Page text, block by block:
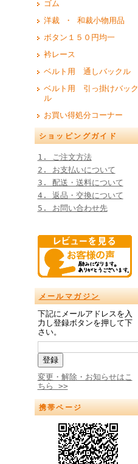
ゴム
洋裁 ・ 和裁小物用品
ボタン１５０円均一
衿レース
ベルト用 通しバックル
ベルト用 引っ掛けバック
ル
お買い得処分コーナー
ショッピングガイド
1. ご注文方法
2. お支払いについて
3. 配送・送料について
4. 返品・交換について
5. お問い合わせ先
メールマガジン
下記にメールアドレスを入
力し登録ボタンを押して下
さい。
変更・解除・お知らせはこ
ちら >>
携帯ページ